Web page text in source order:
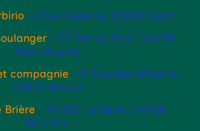
– 2 bis Kerbirio, 56950 Crach
– 57 Rte du Pont, 56450
Theix-Noyalo
compagnie – 2 Rue des Artisans,
5687O Baden
Brière – 4478O Le Bélier, 44780
Missillac